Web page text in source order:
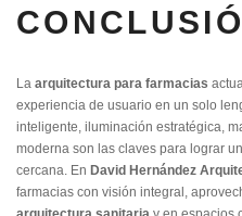
La arquitectura para farmacias
experiencia de usuario en un solo
inteligente, iluminación estratégica,
moderna son las claves para lograr
cercana. En David Hernández
farmacias con visión integral,
arquitectura sanitaria y en espacios